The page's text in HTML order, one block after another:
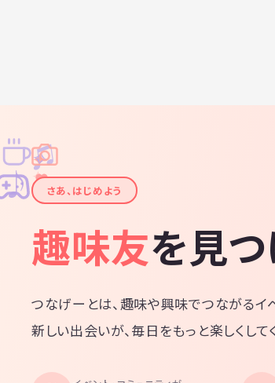
✦
✦
✧
✧
♪
♫
さあ、はじめよう
趣味友を見つ
つなげーとは、趣味や興味でつながるイベ
新しい出会いが、毎日をもっと楽しくして